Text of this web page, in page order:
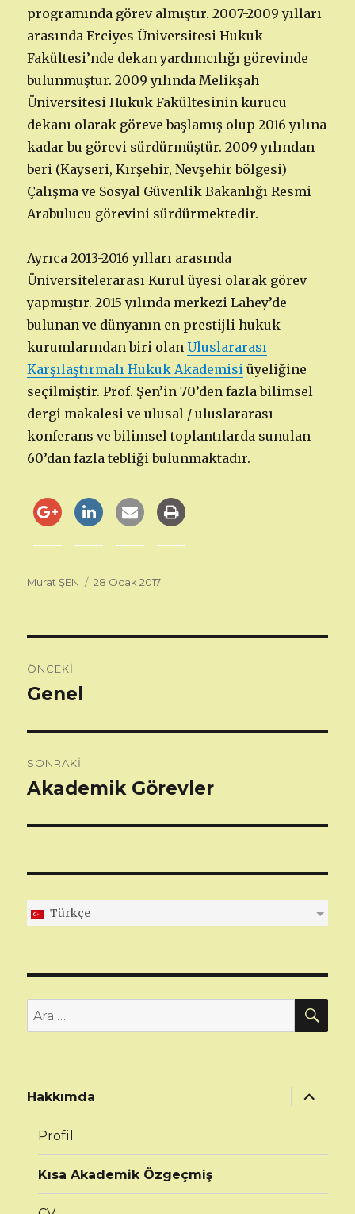
programında görev almıştır. 2007-2009 yılları
arasında Erciyes Üniversitesi Hukuk
Fakültesi’nde dekan yardımcılığı görevinde
bulunmuştur. 2009 yılında Melikşah
Üniversitesi Hukuk Fakültesinin kurucu
dekanı olarak göreve başlamış olup 2016 yılına
kadar bu görevi sürdürmüştür. 2009 yılından
beri (Kayseri, Kırşehir, Nevşehir bölgesi)
Çalışma ve Sosyal Güvenlik Bakanlığı Resmi
Arabulucu görevini sürdürmektedir.
Ayrıca 2013-2016 yılları arasında
Üniversitelerarası Kurul üyesi olarak görev
yapmıştır. 2015 yılında merkezi Lahey’de
bulunan ve dünyanın en prestijli hukuk
kurumlarından biri olanUluslararası
Karşılaştırmalı Hukuk Akademisi üyeliğine
seçilmiştir. Prof. Şen’in 70’den fazla bilimsel
dergi makalesi ve ulusal / uluslararası
konferans ve bilimsel toplantılarda sunulan
60’dan fazla tebliği bulunmaktadır.
Yazar
Murat ŞEN
Yayın
28 Ocak 2017
dolaşımı
ÖNCEKI
Önceki
Genel
SONRAKI
Sonraki
Akademik Görevler
Türkçe
Ara:
Hakkımda
Alt
menüyü
genişlet
Profil
Kısa Akademik Özgeçmiş